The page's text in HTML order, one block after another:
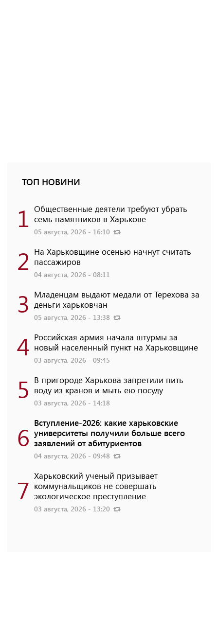
ТОП НОВИНИ
1 Общественные деятели требуют убрать
семь памятников в Харькове
05 августа, 2026 - 16:10
2 На Харьковщине осенью начнут считать
пассажиров
04 августа, 2026 - 08:11
3 Младенцам выдают медали от Терехова за
деньги харьковчан
05 августа, 2026 - 13:38
4 Российская армия начала штурмы за
новый населенный пункт на Харьковщине
03 августа, 2026 - 09:45
5 В пригороде Харькова запретили пить
воду из кранов и мыть ею посуду
03 августа, 2026 - 14:18
6 Вступление-2026: какие харьковские
университеты получили больше всего
заявлений от абитуриентов
04 августа, 2026 - 09:48
7 Харьковский ученый призывает
коммунальщиков не совершать
экологическое преступление
03 августа, 2026 - 13:20